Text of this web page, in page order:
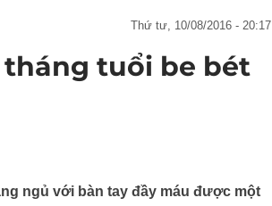
thứ tư, 10/08/2016 - 20:17
tháng tuổi be bét
ngủ với bàn tay đầy máu được một